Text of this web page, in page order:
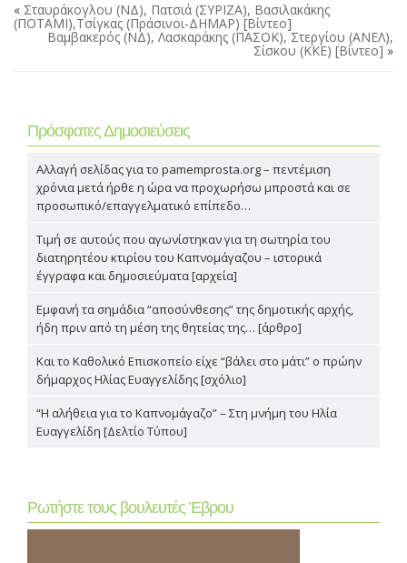
« Σταυράκογλου (ΝΔ), Πατσιά (ΣΥΡΙΖΑ), Βασιλακάκης
(ΠΟΤΑΜΙ),Τσίγκας (Πράσινοι-ΔΗΜΑΡ) [Βίντεο]
Βαμβακερός (ΝΔ), Λασκαράκης (ΠΑΣΟΚ), Στεργίου (ΑΝΕΛ),
Σίσκου (ΚΚΕ) [Βίντεο] »
Πρόσφατες Δημοσιεύσεις
Αλλαγή σελίδας για το pamemprosta.org – πεντέμιση
χρόνια μετά ήρθε η ώρα να προχωρήσω μπροστά και σε
προσωπικό/επαγγελματικό επίπεδο…
Τιμή σε αυτούς που αγωνίστηκαν για τη σωτηρία του
διατηρητέου κτιρίου του Καπνομάγαζου – ιστορικά
έγγραφα και δημοσιεύματα [αρχεία]
Εμφανή τα σημάδια “αποσύνθεσης” της δημοτικής αρχής,
ήδη πριν από τη μέση της θητείας της… [άρθρο]
Και το Καθολικό Επισκοπείο είχε “βάλει στο μάτι” ο πρώην
δήμαρχος Ηλίας Ευαγγελίδης [σχόλιο]
“Η αλήθεια για το Καπνομάγαζο” – Στη μνήμη του Ηλία
Ευαγγελίδη [Δελτίο Τύπου]
Ρωτήστε τους βουλευτές Έβρου